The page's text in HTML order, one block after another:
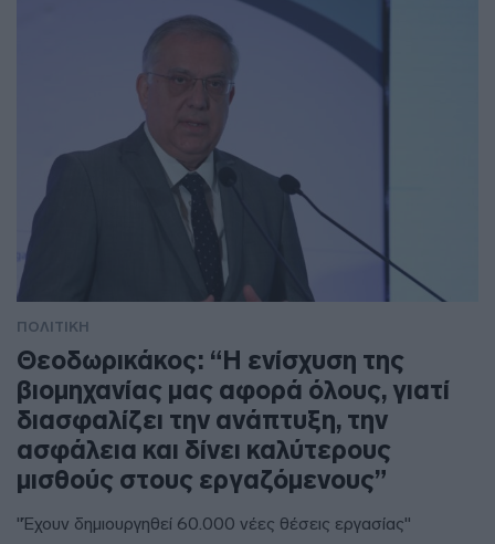
ΠΟΛΙΤΙΚΗ
Θεοδωρικάκος: “Η ενίσχυση της
βιομηχανίας μας αφορά όλους, γιατί
διασφαλίζει την ανάπτυξη, την
ασφάλεια και δίνει καλύτερους
μισθούς στους εργαζόμενους”
"Έχουν δημιουργηθεί 60.000 νέες θέσεις εργασίας"